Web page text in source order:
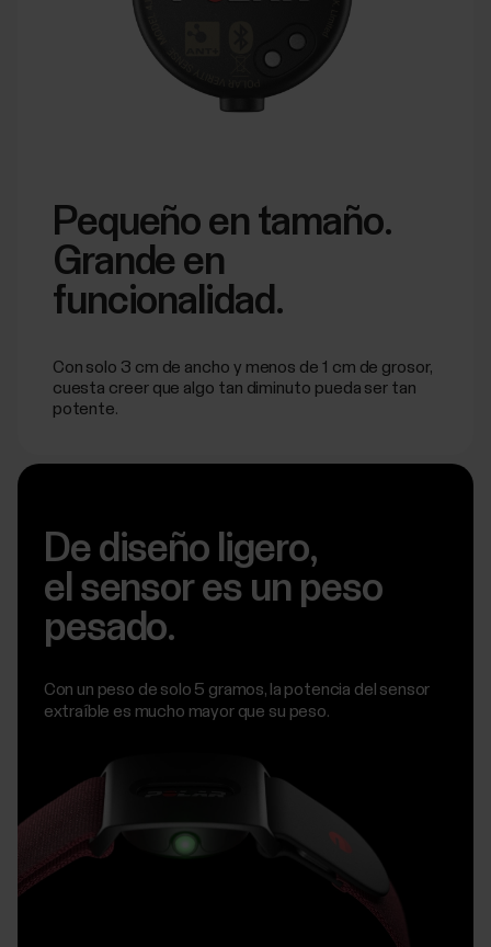
Pequeño en tamaño.
Grande en
funcionalidad.
Con solo 3 cm de ancho y menos de 1 cm de grosor,
cuesta creer que algo tan diminuto pueda ser tan
potente.
De diseño ligero,
el sensor es un peso
pesado.
Con un peso de solo 5 gramos, la potencia del sensor
extraíble es mucho mayor que su peso.